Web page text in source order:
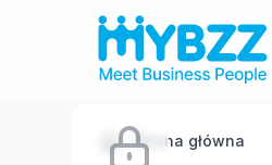
Strona główna